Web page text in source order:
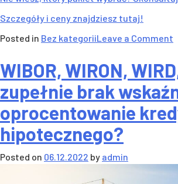
Szczegóły i ceny znajdziesz tutaj!
Posted in Bez kategoriiLeave a Comment
o
WIBOR, WIRON,
zupełnie brak
oprocentowanie
hipotecznego?
Posted on 06.12.2022 by admin